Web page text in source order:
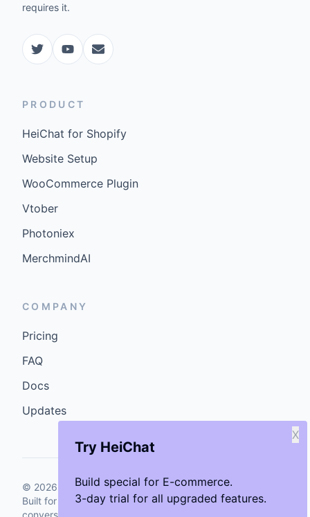
Try HeiChat
Build special for E-commerce.
3-day trial for all upgraded features.
X
requires it.
PRODUCT
HeiChat for Shopify
Website Setup
WooCommerce Plugin
Vtober
Photoniex
MerchmindAI
COMPANY
Pricing
FAQ
Docs
Updates
© 2026 GenCybers Inc. All rights reserved.
Built for storefronts that want faster answers and cleaner
conversions.